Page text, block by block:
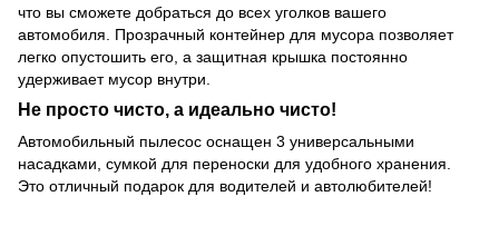
что вы сможете добраться до всех уголков вашего
автомобиля. Прозрачный контейнер для мусора позволяет
легко опустошить его, а защитная крышка постоянно
удерживает мусор внутри.
Не просто чисто, а идеально чисто!
Автомобильный пылесос оснащен 3 универсальными
насадками, сумкой для переноски для удобного хранения.
Это отличный подарок для водителей и автолюбителей!